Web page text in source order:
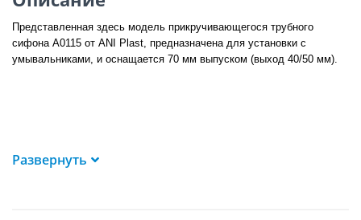
Представленная здесь модель прикручивающегося трубного
сифона A0115 от ANI Plast , предназначена для установки с
умывальниками, и оснащается 70 мм выпуском (выход 40/50 мм).
Развернуть